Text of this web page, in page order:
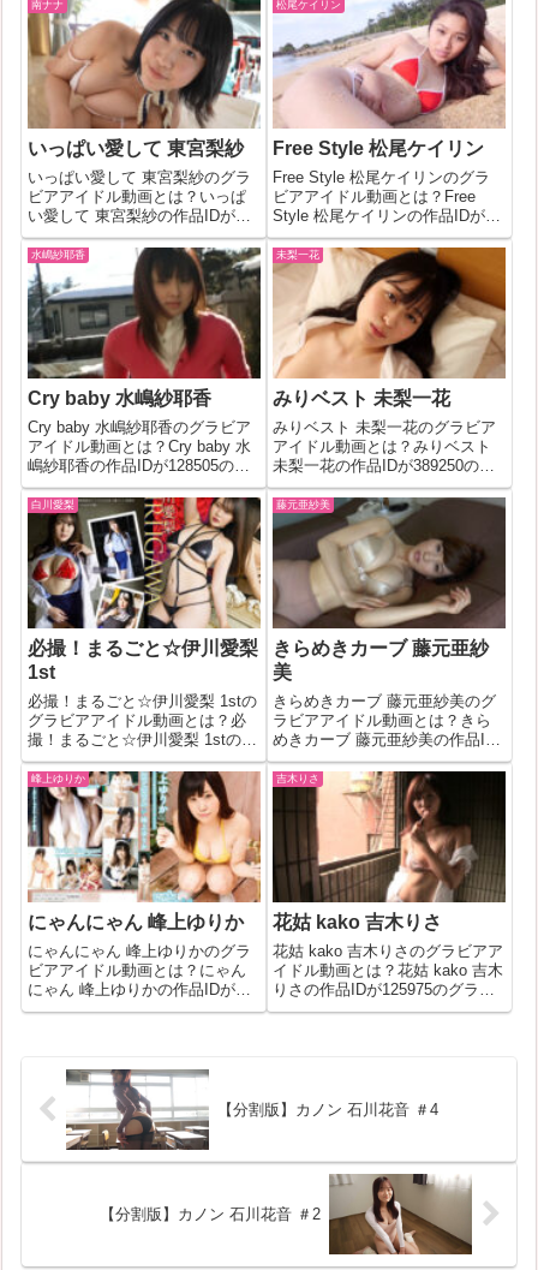
南ナナ
いっぱい愛して 東宮梨紗
いっぱい愛して 東宮梨紗のグラ
ビアアイドル動画とは？いっぱ
い愛して 東宮梨紗の作品IDが
388825のグラビアアイドル動画
について今回は詳しく紐解いて
いきます！無料サンプル＆フル
動画を見るいっぱい愛して 東宮
梨紗(388825)詳細なグラビ...
松尾ケイリン
Free Style 松尾ケイリン
Free Style 松尾ケイリンのグラ
ビアアイドル動画とは？Free
Style 松尾ケイリンの作品IDが
297095のグラビアアイドル動画
について今回は詳しく紐解いて
いきます！無料サンプル＆フル
動画を見るFree Style 松尾ケイ
リ...
水嶋紗耶香
Cry baby 水嶋紗耶香
Cry baby 水嶋紗耶香のグラビア
アイドル動画とは？Cry baby 水
嶋紗耶香の作品IDが128505のグ
ラビアアイドル動画について今
回は詳しく紐解いていきます！
無料サンプル＆フル動画を見る
Cry baby 水嶋紗耶香(128505)...
未梨一花
みりベスト 未梨一花
みりベスト 未梨一花のグラビア
アイドル動画とは？みりベスト
未梨一花の作品IDが389250のグ
ラビアアイドル動画について今
回は詳しく紐解いていきます！
無料サンプル＆フル動画を見る
みりベスト 未梨一花(389250)詳
細なグラビア作品情報発...
白川愛梨
必撮！まるごと☆伊川愛梨
1st
必撮！まるごと☆伊川愛梨 1stの
グラビアアイドル動画とは？必
撮！まるごと☆伊川愛梨 1stの作
品IDが408777のグラビアアイド
ル動画について今回は詳しく紐
解いていきます！無料サンプル
＆フル動画を見る必撮！まるご
と☆伊川愛梨 1st(4...
藤元亜紗美
きらめきカーブ 藤元亜紗
美
きらめきカーブ 藤元亜紗美のグ
ラビアアイドル動画とは？きら
めきカーブ 藤元亜紗美の作品ID
が199456のグラビアアイドル動
画について今回は詳しく紐解い
ていきます！無料サンプル＆フ
ル動画を見るきらめきカーブ 藤
元亜紗美(199456)詳細な...
峰上ゆりか
にゃんにゃん 峰上ゆりか
にゃんにゃん 峰上ゆりかのグラ
ビアアイドル動画とは？にゃん
にゃん 峰上ゆりかの作品IDが
327704のグラビアアイドル動画
動画を見るにゃんにゃん 峰上ゆ
りか(327704)詳細なグラビ...
吉木りさ
花姑 kako 吉木りさ
花姑 kako 吉木りさのグラビアア
イドル動画とは？花姑 kako 吉木
りさの作品IDが125975のグラビ
アアイドル動画について今回は
【分割版】カノン 石川花音 ＃4
【分割版】カノン 石川花音 ＃2